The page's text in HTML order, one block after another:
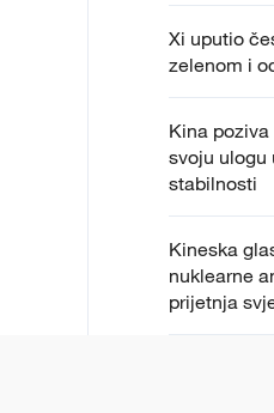
Xi uputio
zelenom i
Kina
svoju ulogu
stabilnosti
Kineska
nuklearne
prijetnja